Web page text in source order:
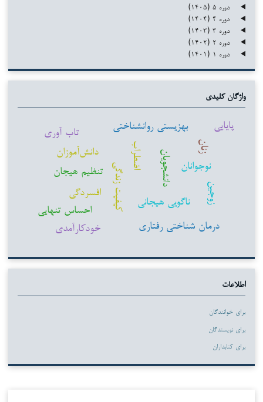
دوره ۵ (۱۴۰۵)
دوره ۴ (۱۴۰۴)
دوره ۳ (۱۴۰۳)
دوره ۲ (۱۴۰۲)
دوره ۱ (۱۴۰۱)
واژگان کلیدی
اضطراب دانشجویان کیفیت زندگی نوجوانان
افسردگی
بهزیستی روانشناختی
دانش‌آموزان
زنان
تنظیم هیجان
درمان شناختی رفتاری
ناگویی هیجانی
احساس تنهایی
زوجین
تاب آوری
خودکارآمدی
پایایی
اطلاعات
برای خوانندگان
برای نویسندگان
برای کتابداران